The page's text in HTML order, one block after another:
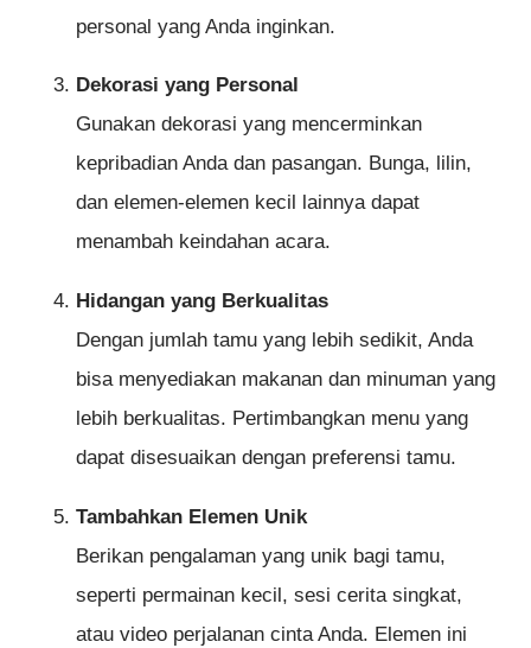
personal yang Anda inginkan.
Dekorasi yang Personal
Gunakan dekorasi yang mencerminkan
kepribadian Anda dan pasangan. Bunga, lilin,
dan elemen-elemen kecil lainnya dapat
menambah keindahan acara.
Hidangan yang Berkualitas
Dengan jumlah tamu yang lebih sedikit, Anda
bisa menyediakan makanan dan minuman yang
lebih berkualitas. Pertimbangkan menu yang
dapat disesuaikan dengan preferensi tamu.
Tambahkan Elemen Unik
Berikan pengalaman yang unik bagi tamu,
seperti permainan kecil, sesi cerita singkat,
atau video perjalanan cinta Anda. Elemen ini